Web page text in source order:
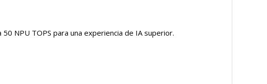
NPU TOPS para una experiencia de IA superior.